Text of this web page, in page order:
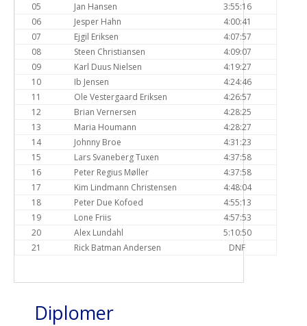
05
Jan Hansen
3:55:16
06
Jesper Hahn
4:00:41
07
Ejgil Eriksen
4:07:57
08
Steen Christiansen
4:09:07
09
Karl Duus Nielsen
4:19:27
10
Ib Jensen
4:24:46
11
Ole Vestergaard Eriksen
4:26:57
12
Brian Vernersen
4:28:25
13
Maria Houmann
4:28:27
14
Johnny Broe
4:31:23
15
Lars Svaneberg Tuxen
4:37:58
16
Peter Regius Møller
4:37:58
17
Kim Lindmann Christensen
4:48:04
18
Peter Due Kofoed
4:55:13
19
Lone Friis
4:57:53
20
Alex Lundahl
5:10:50
21
Rick Batman Andersen DNF
Diplomer